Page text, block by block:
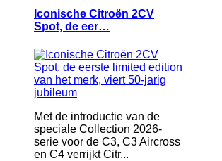
Iconische Citroën 2CV
Spot, de eer…
Met de introductie van de
speciale Collection 2026-
serie voor de C3, C3 Aircross
en C4 verrijkt Citr...